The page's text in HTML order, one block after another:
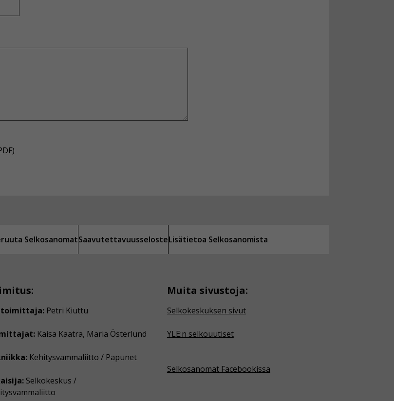
SelkosanomatSaavutettavuusselosteLisätietoa Selkosanomista
Petri Kiuttu
Kaisa Kaatra, Maria Österlund
Kehitysvammaliitto / Papunet
Selkokeskus /
Muita sivustoja:
Selkokeskuksen sivut
YLE:n selkouutiset
Selkosanomat Facebookissa